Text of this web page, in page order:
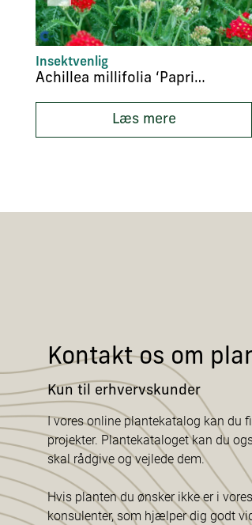
Insektvenlig
Achillea millifolia ‘Paprika’
Læs mere
Kontakt os om
Kun til erhvervskunder
I vores online plantekatalog kan du
projekter. Plantekataloget kan du
skal rådgive og vejlede dem.
Hvis planten du ønsker ikke er i
konsulenter, som hjælper dig godt